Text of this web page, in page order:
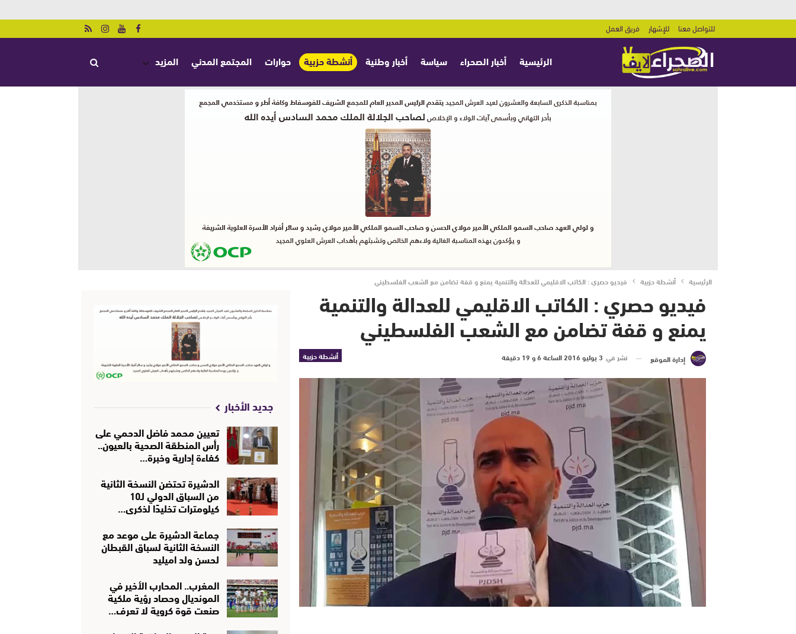
للتواصل معنا للإشهار فريق العمل
الرئيسية أخبار الصحراء سياسة أخبار وطنية أنشطة حزبية حوارات المجتمع المدني المزيد
الرئيسية أنشطة حزبية فيديو حصري : الكاتب الاقليمي للعدالة والتنمية يمنع و قفة تضامن مع الشعب الفلسطيني
فيديو حصري : الكاتب الاقليمي للعدالة والتنمية
يمنع و قفة تضامن مع الشعب الفلسطيني
أنشطة حزبية إدارة الموقع نشر في 3 يوليو 2016 الساعة 6 و 19 دقيقة
جديد الأخبار
تعيين محمد فاضل الدحمي على
رأس المنطقة الصحية بالعيون..
كفاءة إدارية وخبرة…
الدشيرة تحتضن النسخة الثانية
من السباق الدولي لـ10
كيلومترات تخليدًا لذكرى…
جماعة الدشيرة على موعد مع
النسخة الثانية لسباق القبطان
لحسن ولد اميليد
المغرب.. المحارب الأخير في
المونديال وحصاد رؤية ملكية
صنعت قوة كروية لا تعرف…